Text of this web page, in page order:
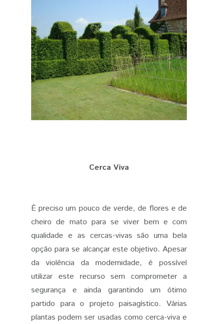
Cerca Viva
É preciso um pouco de verde, de flores e de
cheiro de mato para se viver bem e com
qualidade e as cercas-vivas são uma bela
opção para se alcançar este objetivo. Apesar
da violência da modernidade, é possível
utilizar este recurso sem comprometer a
segurança e ainda garantindo um ótimo
partido para o projeto paisagístico. Várias
plantas podem ser usadas como cerca-viva e